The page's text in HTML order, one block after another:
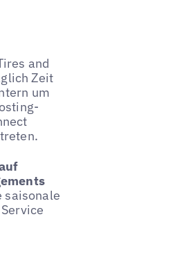
and
Zeit
um
saisonale